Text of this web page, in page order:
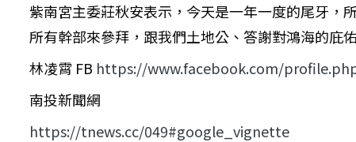
紫南宮主委莊秋安表示，今天是一年一度的尾牙，
所有幹部來參拜，跟我們土地公、答謝對鴻海的庇
林凌霄 FB https://www.facebook.com/
南投新聞網
https://tnews.cc/049#google_vignette